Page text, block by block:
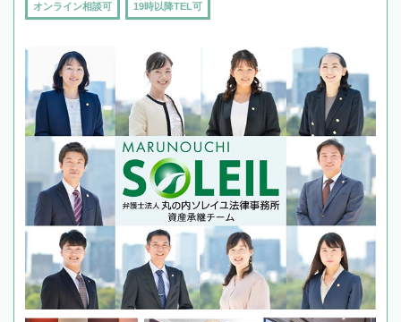
オンライン相談可 19時以降TEL可